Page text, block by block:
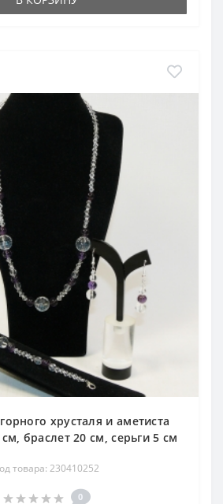
хрусталя и аметиста
браслет 20 см, серьги 5 см
товара: 230410252
0